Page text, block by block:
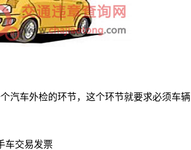
汽车外检的环节，这个环节就要求必须车辆
车交易发票